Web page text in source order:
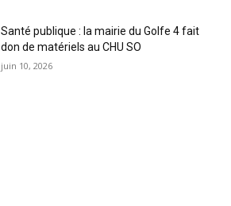
Santé publique : la mairie du Golfe 4 fait
don de matériels au CHU SO
juin 10, 2026